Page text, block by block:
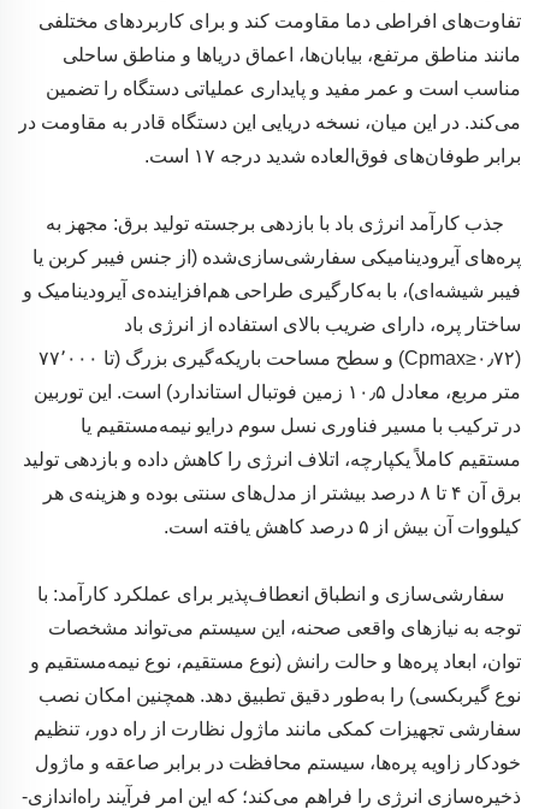
تفاوت‌های افراطی دما مقاومت کند و برای کاربردهای مختلفی
مانند مناطق مرتفع، بیابان‌ها، اعماق دریاها و مناطق ساحلی
مناسب است و عمر مفید و پایداری عملیاتی دستگاه را تضمین
می‌کند. در این میان، نسخه دریایی این دستگاه قادر به مقاومت در
برابر طوفان‌های فوق‌العاده شدید درجه ۱۷ است.
جذب کارآمد انرژی باد با بازدهی برجسته تولید برق: مجهز به
پره‌های آیرودینامیکی سفارشی‌سازی‌شده (از جنس فیبر کربن یا
فیبر شیشه‌ای)، با به‌کارگیری طراحی هم‌افزاینده‌ی آیرودینامیک و
ساختار پره، دارای ضریب بالای استفاده از انرژی باد
(Cpmax≥۰٫۷۲) و سطح مساحت باریکه‌گیری بزرگ (تا ۷۷٬۰۰۰
متر مربع، معادل ۱۰٫۵ زمین فوتبال استاندارد) است. این توربین
در ترکیب با مسیر فناوری نسل سوم درایو نیمه‌مستقیم یا
مستقیم کاملاً یکپارچه، اتلاف انرژی را کاهش داده و بازدهی تولید
برق آن ۴ تا ۸ درصد بیشتر از مدل‌های سنتی بوده و هزینه‌ی هر
کیلووات آن بیش از ۵ درصد کاهش یافته است.
سفارشی‌سازی و انطباق انعطاف‌پذیر برای عملکرد کارآمد: با
توجه به نیازهای واقعی صحنه، این سیستم می‌تواند مشخصات
توان، ابعاد پره‌ها و حالت رانش (نوع مستقیم، نوع نیمه‌مستقیم و
نوع گیربکسی) را به‌طور دقیق تطبیق دهد. همچنین امکان نصب
سفارشی تجهیزات کمکی مانند ماژول نظارت از راه دور، تنظیم
خودکار زاویه پره‌ها، سیستم محافظت در برابر صاعقه و ماژول
ذخیره‌سازی انرژی را فراهم می‌کند؛ که این امر فرآیند راه‌اندازی-